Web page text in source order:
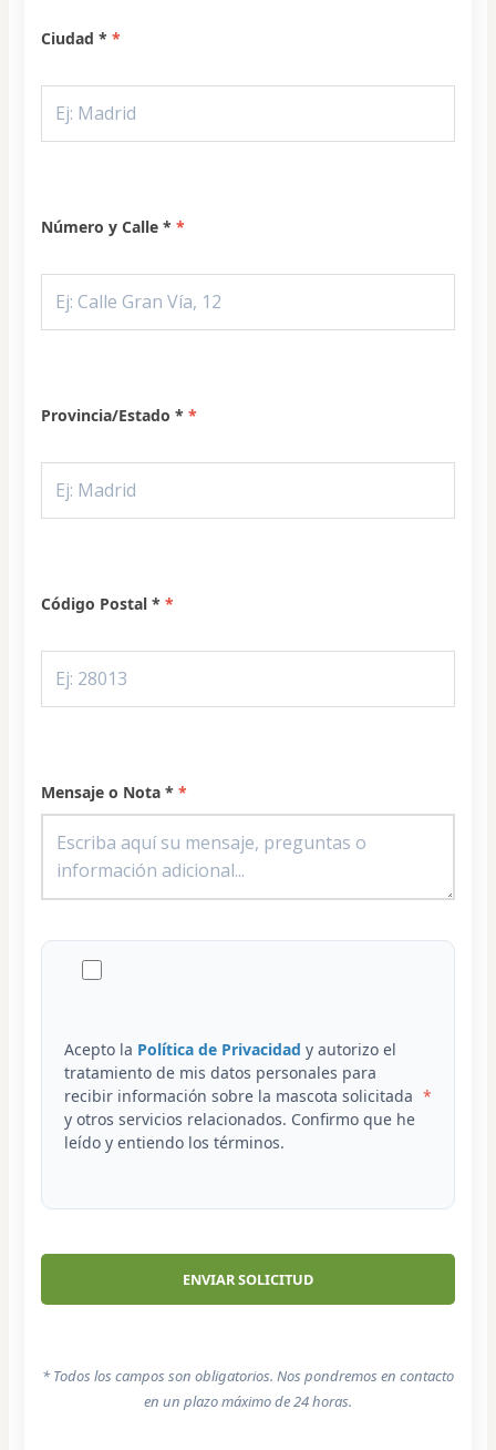
Ciudad *
Número y Calle *
Provincia/Estado *
Código Postal *
Mensaje o Nota *
Acepto la Política de Privacidad y autorizo el
tratamiento de mis datos personales para
recibir información sobre la mascota solicitada
y otros servicios relacionados. Confirmo que he
leído y entiendo los términos.
* Todos los campos son obligatorios. Nos pondremos en contacto
en un plazo máximo de 24 horas.